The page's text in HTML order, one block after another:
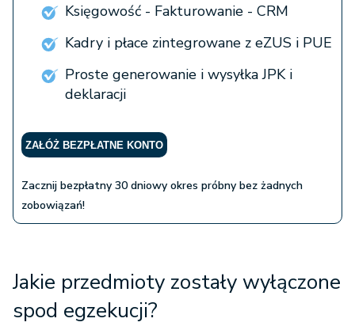
Księgowość - Fakturowanie - CRM
Kadry i płace zintegrowane z eZUS i PUE
Proste generowanie i wysyłka JPK i
deklaracji
ZAŁÓŻ BEZPŁATNE KONTO
Zacznij bezpłatny 30 dniowy okres próbny bez żadnych
zobowiązań!
Jakie przedmioty zostały wyłączone
spod egzekucji?